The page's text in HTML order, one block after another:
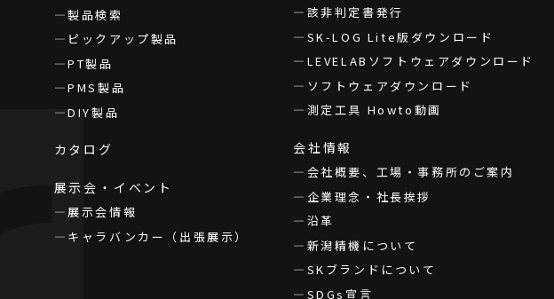
製品検索
ピックアップ製品
PT製品
PMS製品
DIY製品
カタログ
展示会・イベント
展示会情報
キャラバンカー（出張展示）
該非判定書発行
SK-LOG Lite版ダウンロード
LEVELABソフトウェアダウンロード
ソフトウェアダウンロード
測定工具 Howto動画
会社情報
会社概要、工場・事務所のご案内
企業理念・社長挨拶
沿革
新潟精機について
SKブランドについて
SDGs宣言